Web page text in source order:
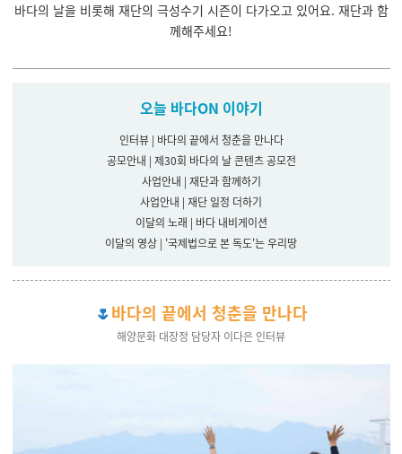
바다의 날을 비롯해 재단의 극성수기 시즌이 다가오고 있어요. 재단과 함
께해주세요!
오늘 바다ON 이야기
인터뷰 | 바다의 끝에서 청춘을 만나다
공모안내 | 제30회 바다의 날 콘텐츠 공모전
사업안내 | 재단과 함께하기
사업안내 | 재단 일정 더하기
이달의 노래 | 바다 내비게이션
이달의 영상 | '국제법으로 본 독도'는 우리땅
🌷바다의 끝에서 청춘을 만나다
해양문화 대장정 담당자 이다은 인터뷰